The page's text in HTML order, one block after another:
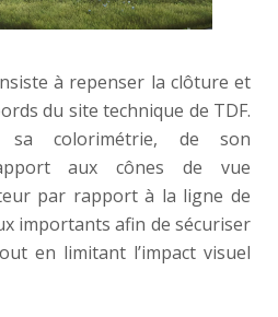
à repenser la clôture et
du site technique de TDF.
colorimétrie, de son
aux cônes de vue
par rapport à la ligne de
importants afin de sécuriser
en limitant l’impact visuel